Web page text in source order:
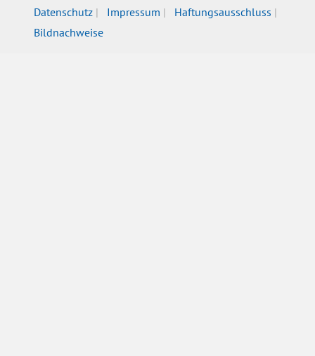
Datenschutz Impressum
Haftungsausschluss
Bildnachweise